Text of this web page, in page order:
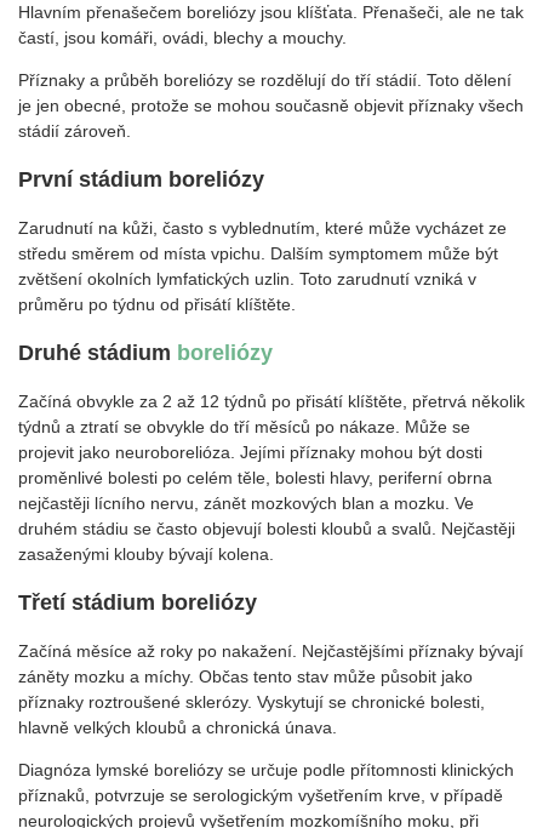
Hlavním přenašečem boreliózy jsou klíšťata. Přenašeči, ale ne tak
častí, jsou komáři, ovádi, blechy a mouchy.
Příznaky a průběh boreliózy se rozdělují do tří stádií. Toto dělení
je jen obecné, protože se mohou současně objevit příznaky všech
stádií zároveň.
První stádium boreliózy
Zarudnutí na kůži, často s vyblednutím, které může vycházet ze
středu směrem od místa vpichu. Dalším symptomem může být
zvětšení okolních lymfatických uzlin. Toto zarudnutí vzniká v
průměru po týdnu od přisátí klíštěte.
Druhé stádium boreliózy
Začíná obvykle za 2 až 12 týdnů po přisátí klíštěte, přetrvá několik
týdnů a ztratí se obvykle do tří měsíců po nákaze. Může se
projevit jako neuroborelióza. Jejími příznaky mohou být dosti
proměnlivé bolesti po celém těle, bolesti hlavy, periferní obrna
nejčastěji lícního nervu, zánět mozkových blan a mozku. Ve
druhém stádiu se často objevují bolesti kloubů a svalů. Nejčastěji
zasaženými klouby bývají kolena.
Třetí stádium boreliózy
Začíná měsíce až roky po nakažení. Nejčastějšími příznaky bývají
záněty mozku a míchy. Občas tento stav může působit jako
příznaky roztroušené sklerózy. Vyskytují se chronické bolesti,
hlavně velkých kloubů a chronická únava.
Diagnóza lymské boreliózy se určuje podle přítomnosti klinických
příznaků, potvrzuje se serologickým vyšetřením krve, v případě
neurologických projevů vyšetřením mozkomíšního moku, při